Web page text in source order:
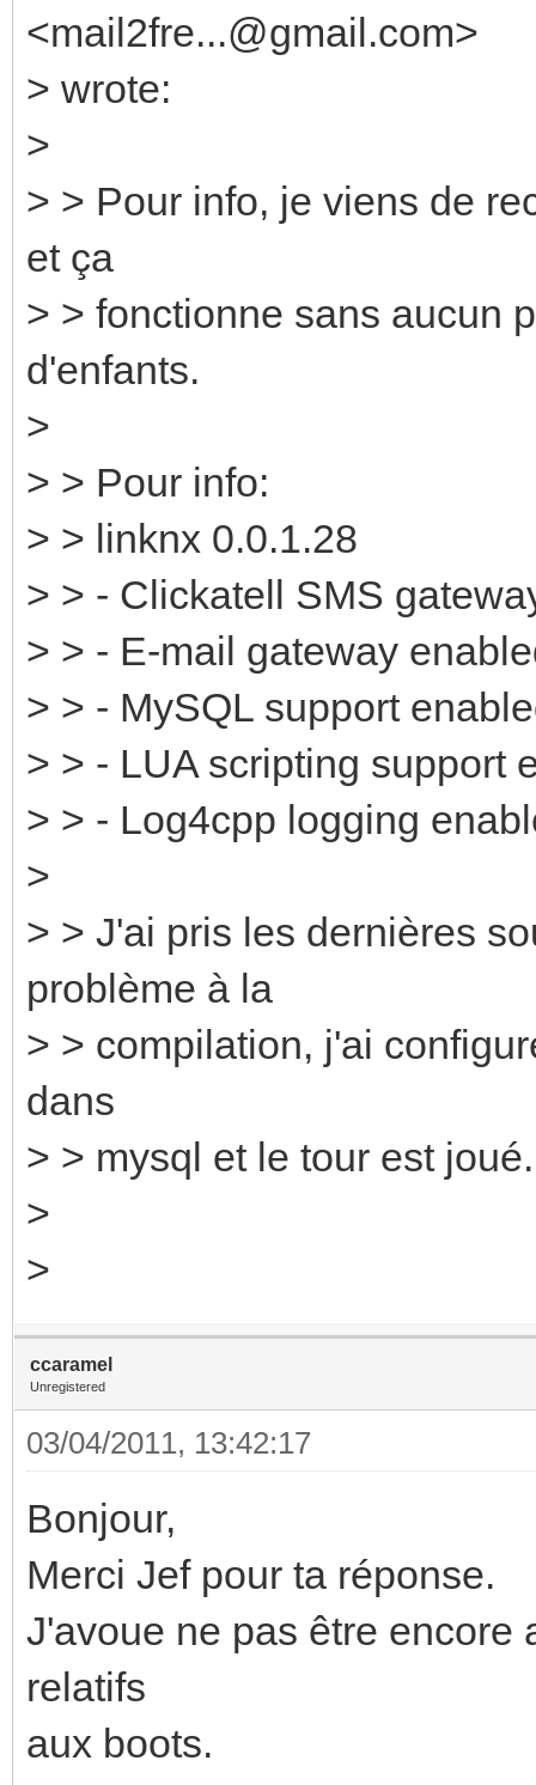
<mail2fre...@gmail.com>
> wrote:
>
> > Pour info, je viens de
et ça
> > fonctionne sans aucun
d'enfants.
>
> > Pour info:
> > linknx 0.0.1.28
> > - Clickatell SMS
> > - E-mail gateway
> > - MySQL support
> > - LUA scripting support
> > - Log4cpp logging
>
> > J'ai pris les dernières
problème à la
> > compilation, j'ai
dans
> > mysql et le tour est joué.
>
>
ccaramel
Unregistered
03/04/2011, 13:42:17
Bonjour,
Merci Jef pour ta réponse.
J'avoue ne pas être encore
relatifs
aux boots.